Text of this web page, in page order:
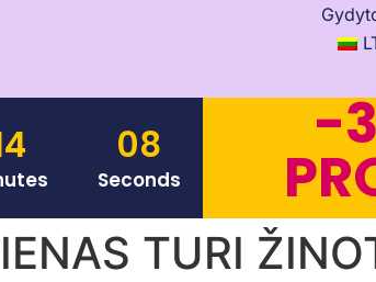
08
Seconds
-
TURI